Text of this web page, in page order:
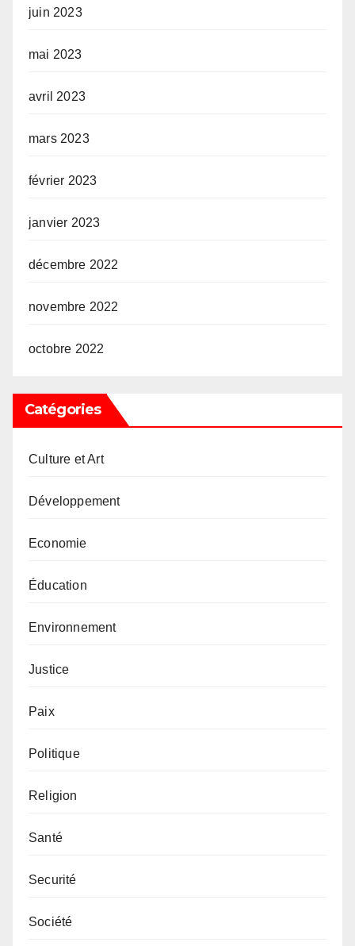
juin 2023
mai 2023
avril 2023
mars 2023
février 2023
janvier 2023
décembre 2022
novembre 2022
octobre 2022
Catégories
Culture et Art
Développement
Economie
Éducation
Environnement
Justice
Paix
Politique
Religion
Santé
Securité
Société